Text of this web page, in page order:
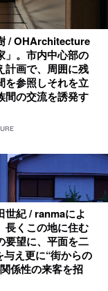
/ OHArchitecture
」。市内中心部の
計画で、周囲に残
を参照しそれを立
間の交流を誘発す
世紀 / ranmaによ
長くこの地に住む
要望に、平面を二
与え更に“街からの
係性の来客を招